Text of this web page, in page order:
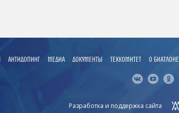
АНТИДОПИНГ МЕДИА ДОКУМЕНТЫ ТЕХКОМИТЕТ О БИАТЛОНЕ
Разработка и поддержка сайта